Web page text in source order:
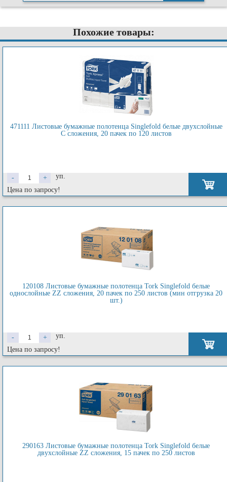
Похожие товары:
471111 Листовые бумажные полотенца Singlefold белые двухслойные
С сложения, 20 пачек по 120 листов
- +
уп.
Цена по запросу!
120108 Листовые бумажные полотенца Tork Singlefold белые
однослойные ZZ сложения, 20 пачек по 250 листов (мин отгрузка 20
шт.)
- +
уп.
Цена по запросу!
290163 Листовые бумажные полотенца Tork Singlefold белые
двухслойные ZZ сложения, 15 пачек по 250 листов